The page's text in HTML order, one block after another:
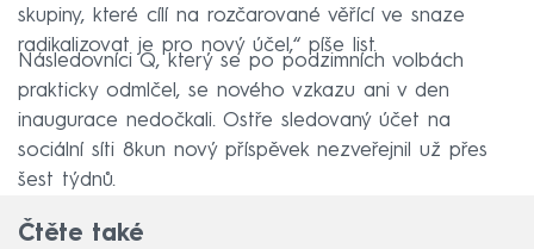
skupiny, které cílí na rozčarované věřící ve snaze
radikalizovat je pro nový účel,“ píše list.
Následovníci Q, který se po podzimních volbách
prakticky odmlčel, se nového vzkazu ani v den
inaugurace nedočkali. Ostře sledovaný účet na
sociální síti 8kun nový příspěvek nezveřejnil už přes
šest týdnů.
Čtěte také